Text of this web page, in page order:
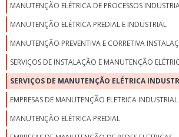
MANUTENÇÃO ELÉTRICA DE PROCESSOS
MANUTENÇÃO ELÉTRICA PREDIAL E INDUSTRIAL
MANUTENÇÃO PREVENTIVA E CORRETIVA
SERVIÇOS DE INSTALAÇÃO E MANUTENÇÃO
SERVIÇOS DE MANUTENÇÃO ELÉTRICA
EMPRESAS DE MANUTENÇÃO ELETRICA INDUSTRIAL
MANUTENÇÃO ELÉTRICA PREDIAL